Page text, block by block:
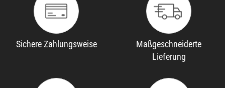
Sichere Zahlungsweise
Maßgeschneiderte
Lieferung